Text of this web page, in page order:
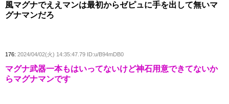
風マグナでええマンは最初からゼピュに手を出して無いマ
グナマンだろ
176: 2024/04/02(火) 14:35:47.79 ID:u/B94mDB0
マグナ武器一本もはいってないけど神石用意できてないか
らマグナマンです